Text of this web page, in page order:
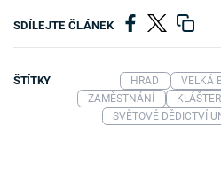
SDÍLEJTE ČLÁNEK
ŠTÍTKY HRAD VELKÁ
ZAMĚSTNÁNÍ
KLÁŠTER
SVĚTOVÉ DĚDICTVÍ